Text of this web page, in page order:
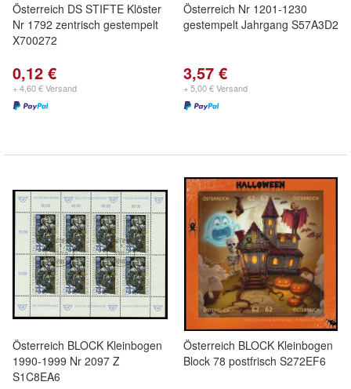
Österreich DS STIFTE Klöster
Nr 1792 zentrisch gestempelt
X700272
0,12 €
+ 4,60 € Versand
Österreich Nr 1201-1230
gestempelt Jahrgang S57A3D2
3,57 €
+ 5,00 € Versand
Österreich BLOCK Kleinbogen
1990-1999 Nr 2097 Z
S1C8EA6
Österreich BLOCK Kleinbogen
Block 78 postfrisch S272EF6